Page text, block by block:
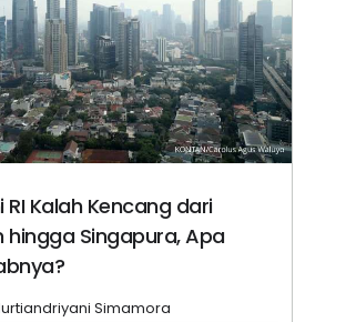
RI Kalah Kencang dari
hingga Singapura, Apa
Simamora